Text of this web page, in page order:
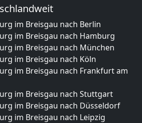
im Breisgau nach Berlin
im Breisgau nach Hamburg
im Breisgau nach München
im Breisgau nach Köln
im Breisgau nach Frankfurt am
im Breisgau nach Stuttgart
im Breisgau nach Düsseldorf
im Breisgau nach Leipzig